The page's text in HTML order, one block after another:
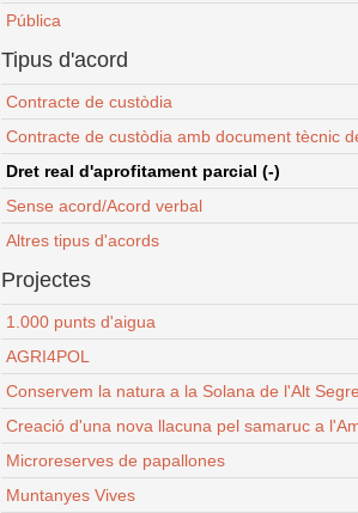
Pública
Tipus d'acord
Contracte de custòdia
Contracte de custòdia amb document tècnic
Dret real d'aprofitament parcial (-)
Sense acord/Acord verbal
Altres tipus d'acords
Projectes
1.000 punts d'aigua
AGRI4POL
Conservem la natura a la Solana de l'Alt
Creació d'una nova llacuna pel samaruc a
Microreserves de papallones
Muntanyes Vives